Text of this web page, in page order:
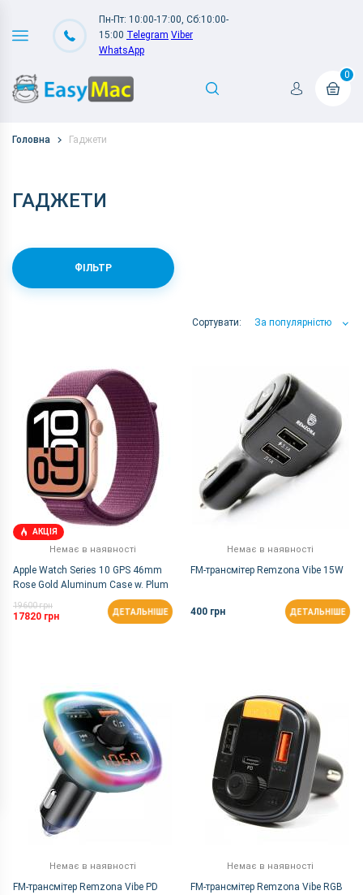
Пн-Пт: 10:00-17:00, Сб:10:00-
15:00 Telegram Viber
WhatsApp
0
Головна Гаджети
ГАДЖЕТИ
ФІЛЬТР
Сортувати: За популярністю
За популярністю
АКЦІЯ
Немає в наявності
Apple Watch Series 10 GPS 46mm
Rose Gold Aluminum Case w. Plum
Sport Loop (MWWV3)
19600 грн
17820 грн ДЕТАЛЬНІШЕ
Немає в наявності
FM-трансмітер Remzona Vibe 15W
400 грн ДЕТАЛЬНІШЕ
Немає в наявності
FM-трансмітер Remzona Vibe PD
Немає в наявності
FM-трансмітер Remzona Vibe RGB